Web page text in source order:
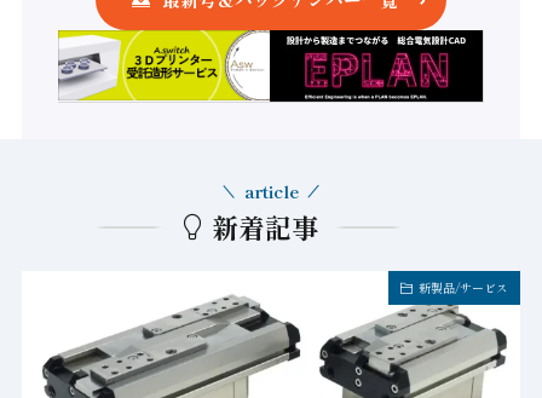
新着記事
article
新製品/サービス